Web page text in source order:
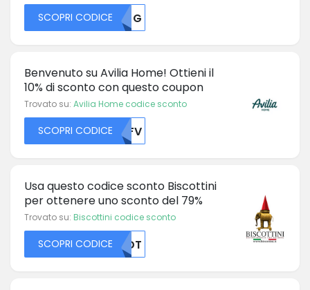
SCOPRI CODICEMDJG
Benvenuto su Avilia Home! Ottieni il
10% di sconto con questo coupon
Trovato su: Avilia Home codice sconto
SCOPRI CODICEMDFV
Usa questo codice sconto Biscottini
per ottenere uno sconto del 79%
Trovato su: Biscottini codice sconto
SCOPRI CODICEOTDT